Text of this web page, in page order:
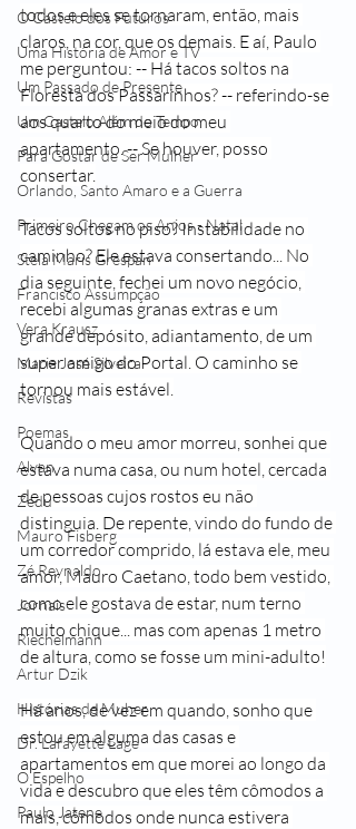
O Castelo dos Futuros
Uma História de Amor e TV
Um Passado de Presente
Um Castelo Além do Tempo
Para Gostar de Ser Mulher
Orlando, Santo Amaro e a Guerra
Primeiro Chegam os Anjos - Natal
Stela Maris Grespan
Francisco Assumpção
Vera Krausz
Maria José Silveira
Revistas
Poemas
Alvan
Zedu
Mauro Fisberg
Zé Reynaldo
Jornais
Riechelmann
Artur Dzik
Histórias de Muher
Dr. Lafayette Lage
O Espelho
Paulo Jatene
todos e eles se tornaram, então, mais
claros, na cor, que os demais. E aí, Paulo
me perguntou: -- Há tacos soltos na
Floresta dos Passarinhos? -- referindo-se
aos quarto do meio do meu
apartamento. -- Se houver, posso
consertar.
Tacos soltos no piso? Instabilidade no
caminho? Ele estava consertando... No
dia seguinte, fechei um novo negócio,
recebi algumas granas extras e um
grande depósito, adiantamento, de um
super amigo do Portal. O caminho se
tornou mais estável.
Quando o meu amor morreu, sonhei que
estava numa casa, ou num hotel, cercada
de pessoas cujos rostos eu não
distinguia. De repente, vindo do fundo de
um corredor comprido, lá estava ele, meu
amor, Mauro Caetano, todo bem vestido,
como ele gostava de estar, num terno
muito chique... mas com apenas 1 metro
de altura, como se fosse um mini-adulto!
Há anos, de vez em quando, sonho que
estou em alguma das casas e
apartamentos em que morei ao longo da
vida e descubro que eles têm cômodos a
mais, cômodos onde nunca estivera